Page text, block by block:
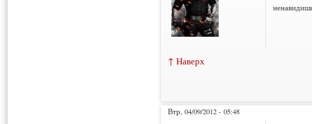
↑ Наверх
Втр, 04/09/2012 - 05:48